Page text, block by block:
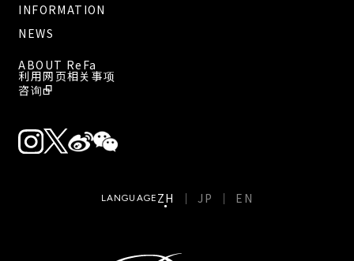
INFORMATION
NEWS
ABOUT ReFa
利用网页相关事项
咨询
LANGUAGE ZH JP EN